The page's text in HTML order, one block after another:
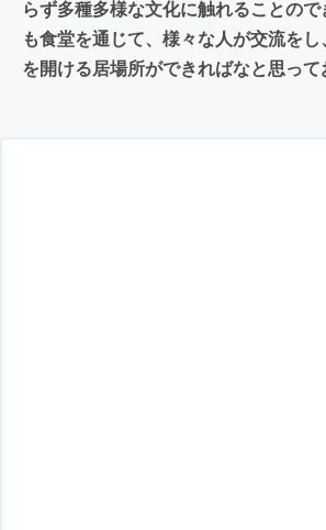
らず多種多様な文化に触れることの
も食堂を通じて、様々な人が交流を
を開ける居場所ができればなと思って